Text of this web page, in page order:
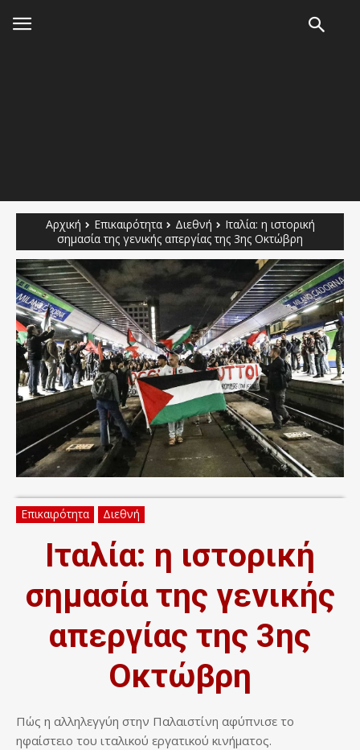
Αρχική Επικαιρότητα Διεθνή
Ιταλία: η ιστορική
σημασία της γενικής απεργίας της 3ης Οκτώβρη
Επικαιρότητα Διεθνή
Ιταλία: η ιστορική
σημασία της γενικής
απεργίας της 3ης
Οκτώβρη
Πώς η αλληλεγγύη στην Παλαιστίνη αφύπνισε το
ηφαίστειο του ιταλικού εργατικού κινήματος.